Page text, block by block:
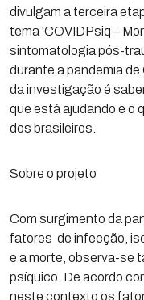
divulgam a terceira
tema ‘COVIDPsiq –
sintomatologia pós-
durante a pandemia de
da investigação é
que está ajudando e o
dos brasileiros.
Sobre o projeto
Com surgimento da
fatores de infecção,
e a morte, observa-se
psíquico. De acordo
neste contexto os